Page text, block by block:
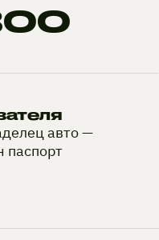
авто —
паспорт